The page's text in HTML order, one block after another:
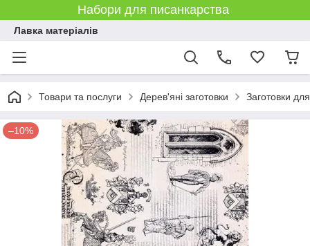
Набори для писанкарства
Лавка матеріалів
Товари та послуги Дерев'яні заготовки Заготовки
–10%